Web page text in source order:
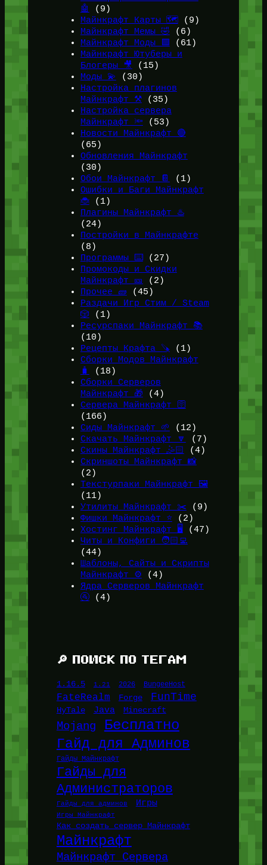
🤖
(9)
Майнкрафт Карты 🗺️ (9)
Майнкрафт Мемы 🤣 (6)
Майнкрафт Моды 🟩
(61)
Майнкрафт Ютуберы и
Блогеры 🎥
(15)
Моды 💫
(30)
Настройка плагинов
Майнкрафт ⚒️(35)
Настройка сервера
Майнкрафт 🔦 (53)
Новости Майнкрафт 🔴
(65)
Обновления Майнкрафт
(30)
Обои Майнкрафт 📔
(1)
Ошибки и Баги Майнкрафт
🐞(1)
Плагины Майнкрафт ♨️
(24)
Постройки в Майнкрафте
(8)
Программы ⌨️ (27)
Промокоды и Скидки
Майнкрафт 🎫
(2)
Прочее 🧱 (45)
Раздачи Игр Стим / Steam
🎲 (1)
Ресурспаки Майнкрафт 📚
(10)
Рецепты Крафта 🪚 (1)
Сборки Модов Майнкрафт
🧳
(18)
Сборки Серверов
Майнкрафт 🎁 (4)
Сервера Майнкрафт 🛜
(166)
Сиды Майнкрафт 🌱
(12)
Скачать Майнкрафт 🔽
(7)
Скины Майнкрафт 🤹🏻
(4)
Скриншоты Майнкрафт 📸
(2)
Текстурпаки Майнкрафт 🖼️
(11)
Утилиты Майнкрафт ✂️ (9)
Фишки Майнкрафт ⭐(2)
Хостинг Майнкрафт 🖥️ (47)
Читы и Конфиги 🧑🏻‍💻
(44)
Шаблоны, Сайты и Скрипты
Майнкрафт ⚙️ (4)
Ядра Серверов Майнкрафт
🚰(4)
🔎 ПОИСК ПО ТЕГАМ
1.16.5 1.21 2026 BungeeHost
FateRealm Forge FunTime
HyTale Java Minecraft
Mojang Бесплатно
Гайд для Админов
Гайды Майнкрафт
Гайды для
Администраторов
Гайды для админов Игры
Игры Майнкрафт
Как создать сервер Майнкрафт
Майнкрафт
Майнкрафт Сервера